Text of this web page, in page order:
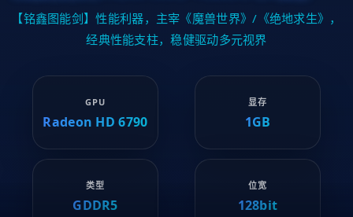
【铭鑫图能剑】性能利器，主宰《魔兽世界》/《绝地求生》，
经典性能支柱，稳健驱动多元视界
GPU
Radeon HD 6790
显存
1GB
类型
GDDR5
位宽
128bit